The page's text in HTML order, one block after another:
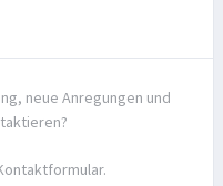
neue Anregungen und